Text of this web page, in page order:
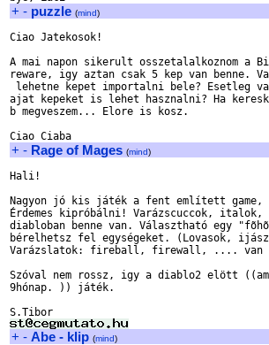
+ - puzzle (mind)
Ciao Jatekosok!
A mai napon sikerult osszetalalkoznom a
reware, igy aztan csak 5 kep van benne.
lehetne kepet importalni bele? Esetleg
ajat kepeket is lehet hasznalni? Ha
b megveszem... Elore is kosz.
+ - Rage of Mages (mind)
Hali!
Nagyon jó kis játék a fent említett
Érdemes kipróbálni! Varázscuccok, italok,
diabloban benne van. Választható egy
bérelhetsz fel egységeket. (Lovasok,
Varázslatok: fireball, firewall, .... van
Szóval nem rossz, igy a diablo2 elött
9hónap. )) játék.
+ - Abe - klip (mind)